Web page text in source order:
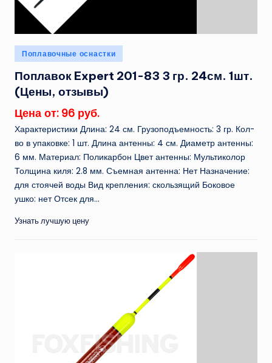
Опубликовано
в
Поплавочные оснастки
Поплавок Expert 201-83 3 гр. 24см. 1шт.
(Цены, отзывы)
Цена от: 96 руб.
Характеристики Длина: 24 см. Грузоподъемность: 3 гр. Кол-
во в упаковке: 1 шт. Длина антенны: 4 см. Диаметр антенны:
6 мм. Материал: Поликарбон Цвет антенны: Мультиколор
Толщина киля: 2.8 мм. Съемная антенна: Нет Назначение:
для стоячей воды Вид крепления: скользящий Боковое
ушко: нет Отсек для...
Узнать лучшую цену